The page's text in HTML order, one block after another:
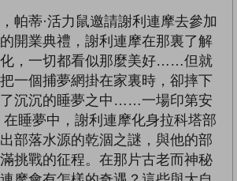
帕蒂·活力鼠邀請謝利連摩去參加
開業典禮，謝利連摩在那裏了解
，一切都看似那麼美好……但就
一個捕夢網掛在家裏時，卻摔下
沉沉的睡夢之中……一場印第安
睡夢中，謝利連摩化身拉科塔部
部落水源的乾涸之謎，與他的部
挑戰的征程。在那片古老而神秘